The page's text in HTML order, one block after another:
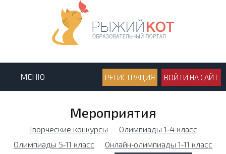
МЕНЮ РЕГИСТРАЦИЯ ВОЙТИ НА САЙТ
Мероприятия
Творческие конкурсы
Олимпиады 1‑4 класс
Олимпиады 5‑11 класс
Онлайн‑олимпиады 1‑11 класс